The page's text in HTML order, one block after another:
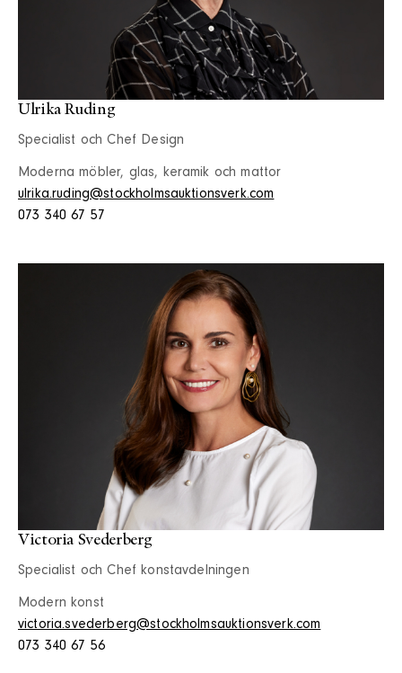
Ulrika Ruding
Specialist och Chef Design
Moderna möbler, glas, keramik och mattor
ulrika.ruding@stockholmsauktionsverk.com
073 340 67 57
Victoria Svederberg
Specialist och Chef konstavdelningen
Modern konst
victoria.svederberg@stockholmsauktionsverk.com
073 340 67 56